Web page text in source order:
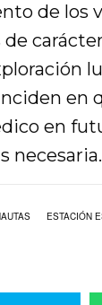
de los
de
en
en
necesaria.
ESTACIÓN